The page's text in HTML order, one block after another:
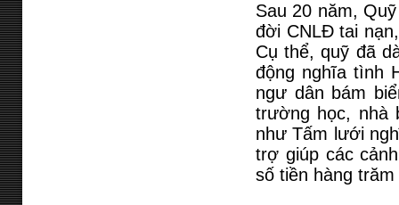
Sau 20 năm,
đời CNLĐ tai
Cụ thể, quỹ đã
động nghĩa tình
ngư dân bám
trường học, nhà
như Tấm lưới
trợ giúp các
số tiền hàng trăm